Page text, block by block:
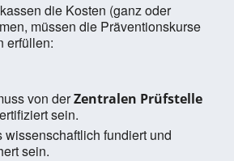
die Kosten (ganz oder
müssen die Präventionskurse
erfüllen:
von derZentralen Prüfstelle
sein.
wissenschaftlich fundiert und
sein.